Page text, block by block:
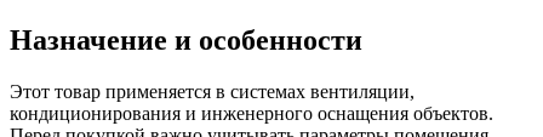
Назначение и особенности
Этот товар применяется в системах вентиляции,
кондиционирования и инженерного оснащения объектов.